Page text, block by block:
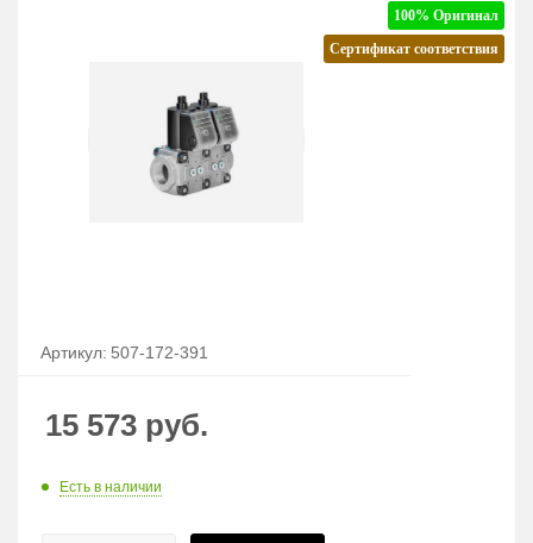
100% Оригинал
Сертификат соответствия
Артикул: 507-172-391
15 573 руб.
Есть в наличии